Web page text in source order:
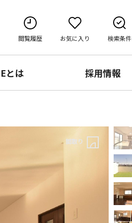
閲覧履歴 お気に入り 検索条件
とは 採用情報
間取り